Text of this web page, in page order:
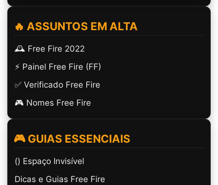
🔥 ASSUNTOS EM ALTA
🕰️ Free Fire 2022
⚡ Painel Free Fire (FF)
✅ Verificado Free Fire
🎮 Nomes Free Fire
🎮 GUIAS ESSENCIAIS
(ㅤ) Espaço Invisível
Dicas e Guias Free Fire